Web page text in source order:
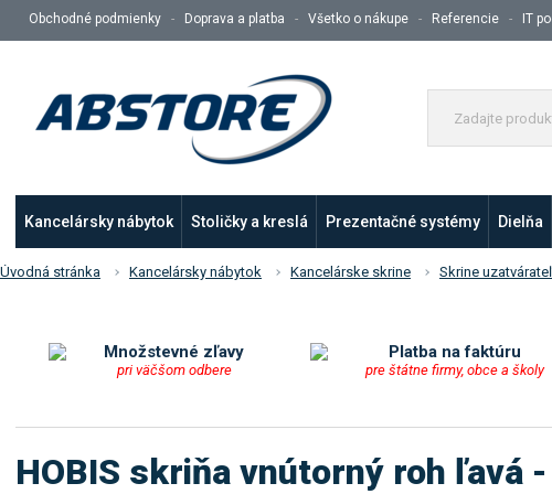
Obchodné podmienky Doprava a platba Všetko o nákupe Referencie IT
Kancelársky nábytok Stoličky a kreslá Prezentačné systémy Dielňa
Úvodná stránka Kancelársky nábytok Kancelárske skrine Skrine
Množstevné zľavy
pri väčšom odbere
Platba na faktúru
pre štátne firmy, obce a školy
HOBIS skriňa vnútorný roh ľavá